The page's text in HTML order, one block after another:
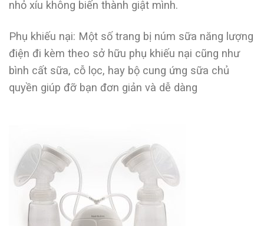
nhỏ xíu không biến thành giật mình.
Phụ khiếu nại: Một số trang bị núm sữa năng lượng
điện đi kèm theo sở hữu phụ khiếu nại cũng như
bình cất sữa, cỗ lọc, hay bộ cung ứng sữa chủ
quyền giúp đỡ bạn đơn giản và dễ dàng